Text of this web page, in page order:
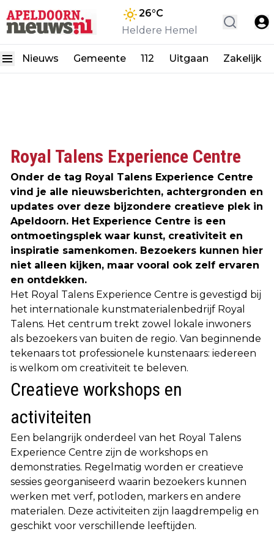
26°C
Heldere Hemel
Nieuws Gemeente 112 Uitgaan Zakelijk
Royal Talens Experience Centre
Onder de tag Royal Talens Experience Centre
vind je alle nieuwsberichten, achtergronden en
updates over deze bijzondere creatieve plek in
Apeldoorn. Het Experience Centre is een
ontmoetingsplek waar kunst, creativiteit en
inspiratie samenkomen. Bezoekers kunnen hier
niet alleen kijken, maar vooral ook zelf ervaren
en ontdekken.
Het Royal Talens Experience Centre is gevestigd bij
het internationale kunstmaterialenbedrijf Royal
Talens. Het centrum trekt zowel lokale inwoners
als bezoekers van buiten de regio. Van beginnende
tekenaars tot professionele kunstenaars: iedereen
is welkom om creativiteit te beleven.
Creatieve workshops en
activiteiten
Een belangrijk onderdeel van het Royal Talens
Experience Centre zijn de workshops en
demonstraties. Regelmatig worden er creatieve
sessies georganiseerd waarin bezoekers kunnen
werken met verf, potloden, markers en andere
materialen. Deze activiteiten zijn laagdrempelig en
geschikt voor verschillende leeftijden.